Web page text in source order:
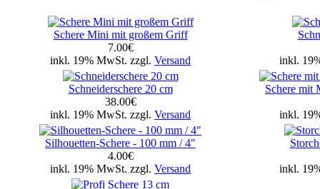
Schere Mini mit großem Griff
7.00€
inkl. 19% MwSt. zzgl. Versand inkl.
Schneiderschere 20 cm
38.00€
inkl. 19% MwSt. zzgl. Versand
Schere mit
inkl.
Silhouetten-Schere - 100 mm / 4"
4.00€
inkl. 19% MwSt. zzgl. Versand inkl.